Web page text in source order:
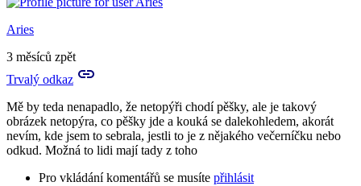
Aries
3 měsíců zpět
Trvalý odkaz
Mě by teda nenapadlo, že netopýři chodí pěšky, ale je takový
obrázek netopýra, co pěšky jde a kouká se dalekohledem, akorát
nevím, kde jsem to sebrala, jestli to je z nějakého večerníčku nebo
odkud. Možná to lidi mají tady z toho
Pro vkládání komentářů se musíte přihlásit